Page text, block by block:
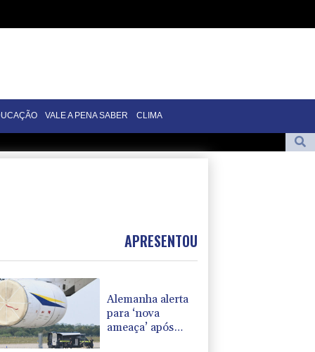
VALE A PENA SABER CLIMA
APRESENTOU
Alemanha alerta
para ‘nova
ameaça’ após